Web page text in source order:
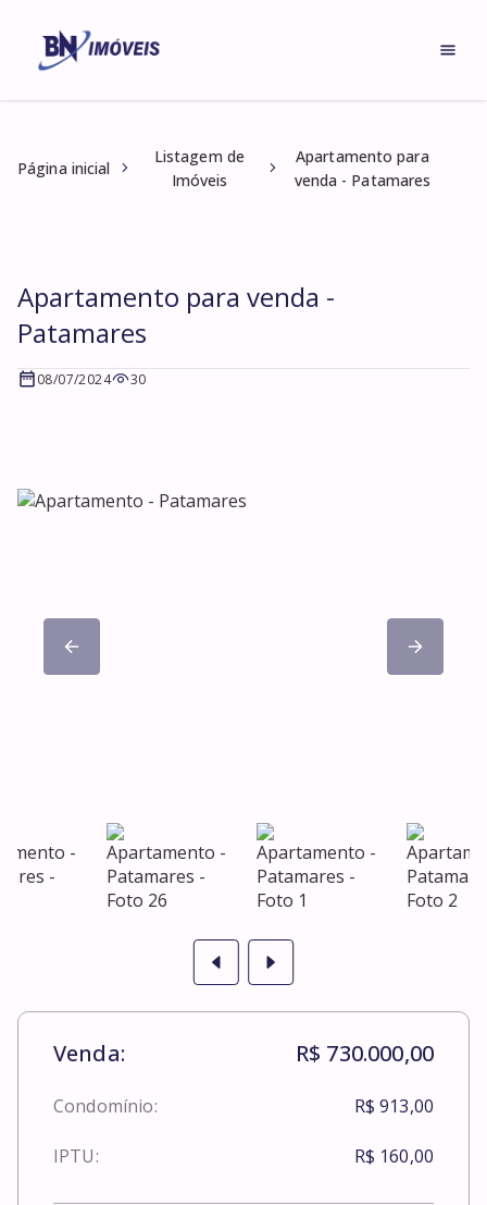
Página inicial
Listagem de
Imóveis
Apartamento para
venda - Patamares
Apartamento para venda -
Patamares
08/07/2024 30
Venda: R$ 730.000,00
Condomínio: R$ 913,00
IPTU: R$ 160,00